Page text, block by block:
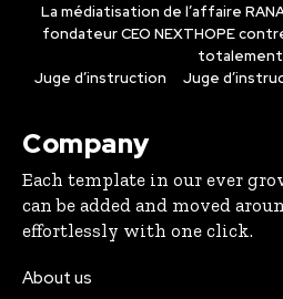
La médiatisation de l’affaire
fondateur CEO NEXTHOPE
totalement
Juge d’instruction
Juge
Company
Each template in our ever
can be added and moved
effortlessly with one click.
About us